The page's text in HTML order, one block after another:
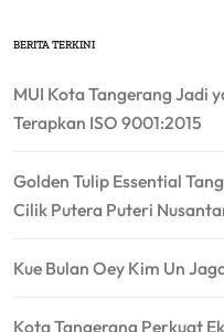
BERITA TERKINI
MUI Kota Tangerang Jadi
Terapkan ISO 9001:2015
Golden Tulip Essential
Cilik Putera Puteri
Kue Bulan Oey Kim Un
Kota Tangerang Perkuat